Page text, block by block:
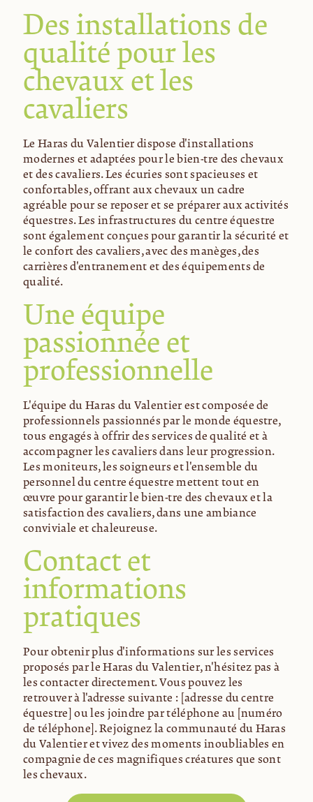
Des installations de
qualité pour les
chevaux et les
cavaliers
Le Haras du Valentier dispose d'installations
modernes et adaptées pour le bien-être des chevaux
et des cavaliers. Les écuries sont spacieuses et
confortables, offrant aux chevaux un cadre
agréable pour se reposer et se préparer aux activités
équestres. Les infrastructures du centre équestre
sont également conçues pour garantir la sécurité et
le confort des cavaliers, avec des manèges, des
carrières d'entraînement et des équipements de
qualité.
Une équipe
passionnée et
professionnelle
L'équipe du Haras du Valentier est composée de
professionnels passionnés par le monde équestre,
tous engagés à offrir des services de qualité et à
accompagner les cavaliers dans leur progression.
Les moniteurs, les soigneurs et l'ensemble du
personnel du centre équestre mettent tout en
œuvre pour garantir le bien-être des chevaux et la
satisfaction des cavaliers, dans une ambiance
conviviale et chaleureuse.
Contact et
informations
pratiques
Pour obtenir plus d'informations sur les services
proposés par le Haras du Valentier, n'hésitez pas à
les contacter directement. Vous pouvez les
retrouver à l'adresse suivante : [adresse du centre
équestre] ou les joindre par téléphone au [numéro
de téléphone]. Rejoignez la communauté du Haras
du Valentier et vivez des moments inoubliables en
compagnie de ces magnifiques créatures que sont
les chevaux.